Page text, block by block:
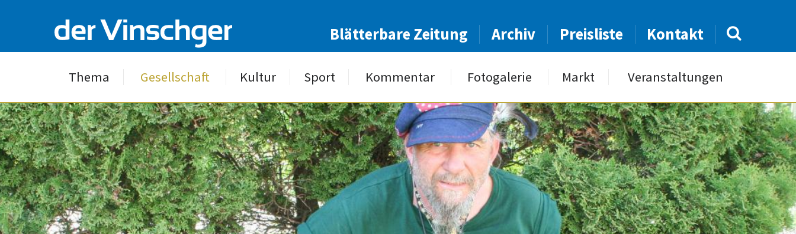
Blätterbare Zeitung Archiv Preisliste Kontakt
Thema Gesellschaft Kultur Sport Kommentar Fotogalerie Markt Veranstaltungen